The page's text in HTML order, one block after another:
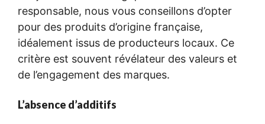
responsable, nous vous conseillons d’opter
pour des produits d’origine française,
idéalement issus de producteurs locaux. Ce
critère est souvent révélateur des valeurs et
de l’engagement des marques.
L’absence d’additifs